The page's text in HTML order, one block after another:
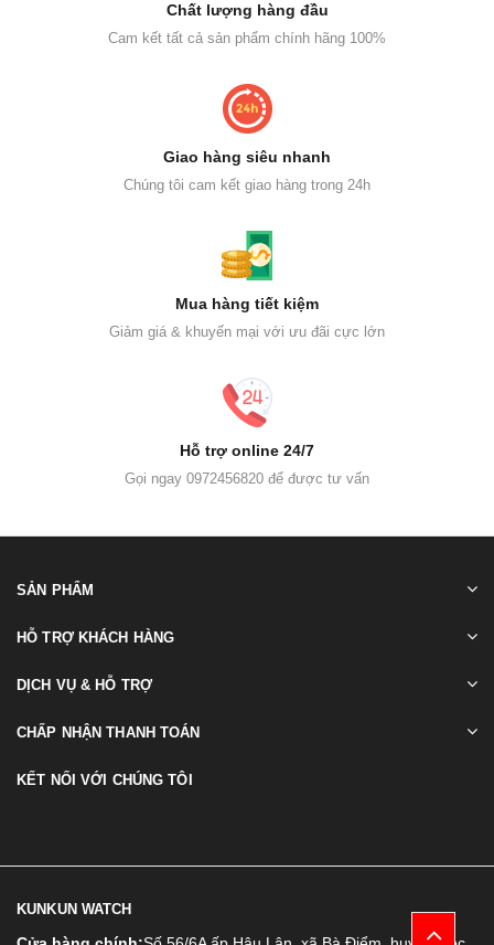
Chất lượng hàng đầu
Cam kết tất cả sản phẩm chính hãng 100%
Giao hàng siêu nhanh
Chúng tôi cam kết giao hàng trong 24h
Mua hàng tiết kiệm
Giảm giá & khuyến mại với ưu đãi cực lớn
Hỗ trợ online 24/7
Gọi ngay 0972456820 để được tư vấn
SẢN PHẨM
HỖ TRỢ KHÁCH HÀNG
DỊCH VỤ & HỖ TRỢ
CHẤP NHẬN THANH TOÁN
KẾT NỐI VỚI CHÚNG TÔI
KUNKUN WATCH